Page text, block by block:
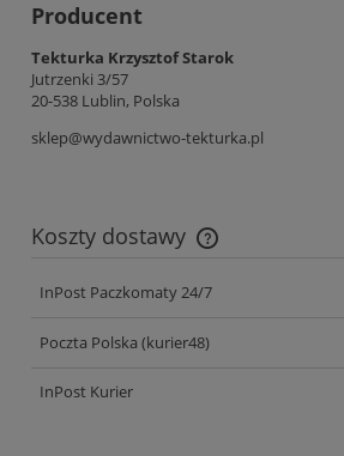
Producent
Tekturka Krzysztof Starok
Jutrzenki 3/57
20-538 Lublin, Polska
sklep@wydawnictwo-tekturka.pl
Koszty dostawy
Cena nie zawiera ewentualnych kosztów
InPost Paczkomaty 24/7
Poczta Polska (kurier48)
InPost Kurier